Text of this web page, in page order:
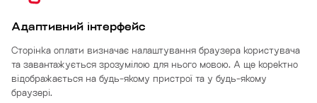
Адаптивний інтерфейс
Сторінка оплати визначає налаштування браузера користувача
та завантажується зрозумілою для нього мовою. А ще коректно
відображається на будь-якому пристрої та у будь-якому
браузері.